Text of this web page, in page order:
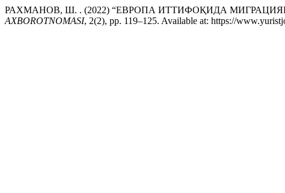
РАХМАНОВ, Ш. . (2022) “ЕВРОПА ИТТИФОҚИДА
AXBOROTNOMASI, 2(2), pp. 119–125. Available at: https://